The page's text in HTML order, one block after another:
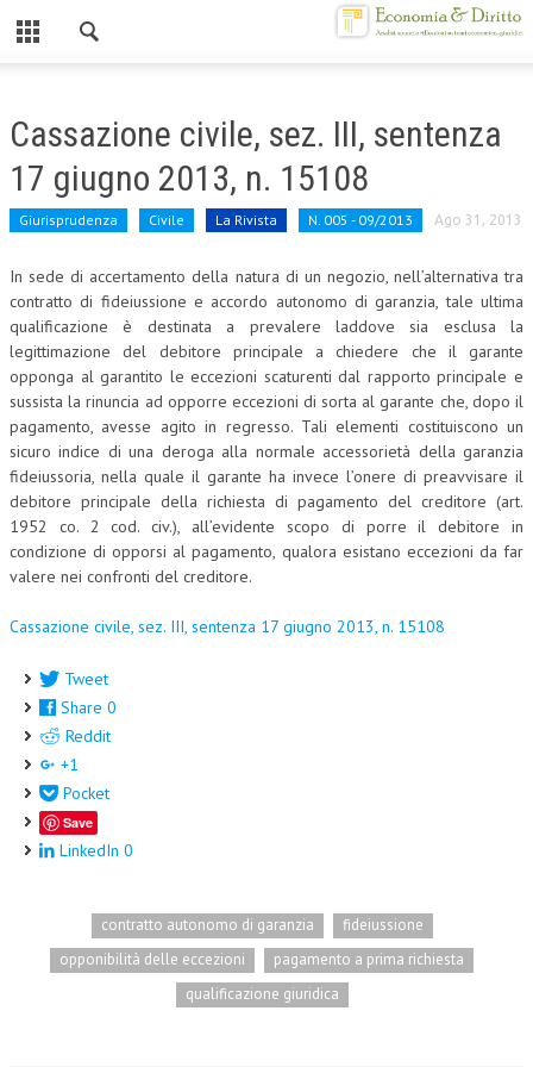
CHI SIAMO
MISSION
CENTRO STUDI
ATTO COSTITUTIVO E STATUTO
ORGANIZZAZIONE
OBIETTIVI
DIREZIONE SCIENTIFICA
ALTA FORMAZIONE
CORSI CE.S.E.D.
BROCHURE CE.S.E.D.
LA RIVISTA
LA RIVISTA
COMITATO SCIENTIFICO
REDAZIONE
PEER REVIEW
Cassazione civile, sez. III, sentenza
17 giugno 2013, n. 15108
Giurisprudenza Civile La Rivista N. 005 - 09/2013 Ago 31, 2013
In sede di accertamento della natura di un negozio, nell’alternativa tra
contratto di fideiussione e accordo autonomo di garanzia, tale ultima
qualificazione è destinata a prevalere laddove sia esclusa la
legittimazione del debitore principale a chiedere che il garante
opponga al garantito le eccezioni scaturenti dal rapporto principale e
sussista la rinuncia ad opporre eccezioni di sorta al garante che, dopo il
pagamento, avesse agito in regresso.Tali elementi costituiscono un
sicuro indice di una deroga alla normale accessorietà della garanzia
fideiussoria, nella quale il garante ha invece l’onere di preavvisare il
debitore principale della richiesta di pagamento del creditore (art.
1952 co. 2 cod. civ.), all’evidente scopo di porre il debitore in
condizione di opporsi al pagamento, qualora esistano eccezioni da far
valere nei confronti del creditore.
Cassazione civile, sez. III, sentenza 17 giugno 2013, n. 15108
Tweet
Share 0
Reddit
+1
Pocket
Save
LinkedIn 0
contratto autonomo di garanzia
fideiussione
opponibilità delle eccezioni
pagamento a prima richiesta
qualificazione giuridica